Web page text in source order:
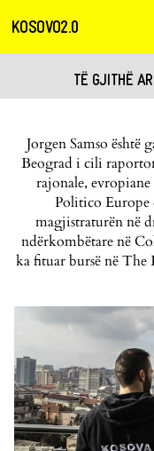
KOSOVO2.0
TË GJITHË
Jorgen Samso është
Beograd i cili
rajonale,
Politico
magjistraturën në
ndërkombëtare në
ka fituar bursë në